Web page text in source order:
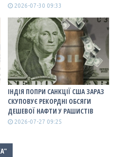
2026-07-30 09:33
ІНДІЯ ПОПРИ САНКЦІЇ США ЗАРАЗ
СКУПОВУЄ РЕКОРДНІ ОБСЯГИ
ДЕШЕВОЇ НАФТИ У РАШИСТІВ
2026-07-27 09:25